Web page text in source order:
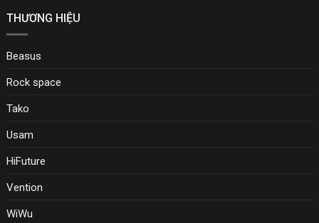
THƯƠNG HIỆU
Beasus
Rock space
Tako
Usam
HiFuture
Vention
WiWu